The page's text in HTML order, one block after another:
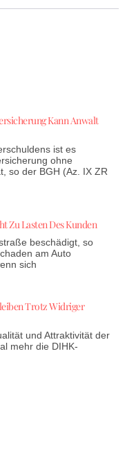
Kann Anwalt
ist es
ohne
so der BGH (Az. IX ZR
Zu Lasten Des Kunden
beschädigt, so
am Auto
sich
Trotz Widriger
und Attraktivität der
mehr die DIHK-